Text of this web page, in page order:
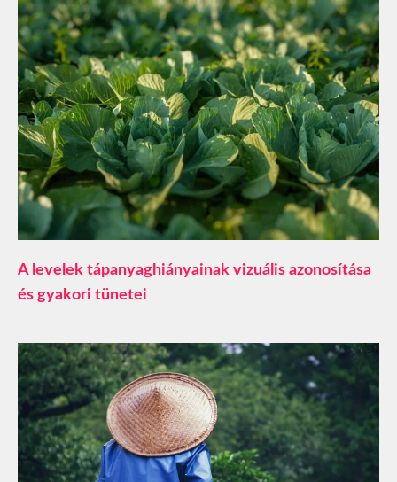
A levelek tápanyaghiányainak vizuális azonosítása
és gyakori tünetei